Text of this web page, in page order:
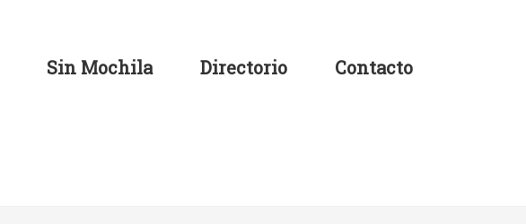
Sin Mochila Directorio Contacto